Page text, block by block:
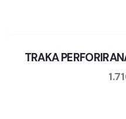
TRAKA